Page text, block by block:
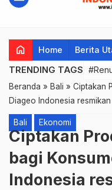
home Home Berita
TRENDING TAGS
Beranda » Bali » Ciptakan
Diageo Indonesia
Bali Ekonomi
Ciptakan
bagi
Indonesia